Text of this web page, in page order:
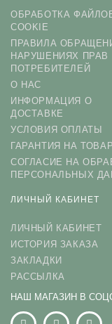
ОБРАБОТКА
COOKIE
ПРАВИЛА
НАРУШЕНИЯХ ПРАВ
ПОТРЕБИТЕЛЕЙ
О НАС
ИНФОРМАЦИЯ О
ДОСТАВКЕ
УСЛОВИЯ ОПЛАТЫ
ГАРАНТИЯ НА ТОВАР
СОГЛАСИЕ НА
ПЕРСОНАЛЬНЫХ
ЛИЧНЫЙ КАБИНЕТ
ЛИЧНЫЙ КАБИНЕТ
ИСТОРИЯ ЗАКАЗА
ЗАКЛАДКИ
РАССЫЛКА
НАШ МАГАЗИН В